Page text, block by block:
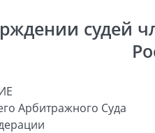
судей
Арбитражного Суда